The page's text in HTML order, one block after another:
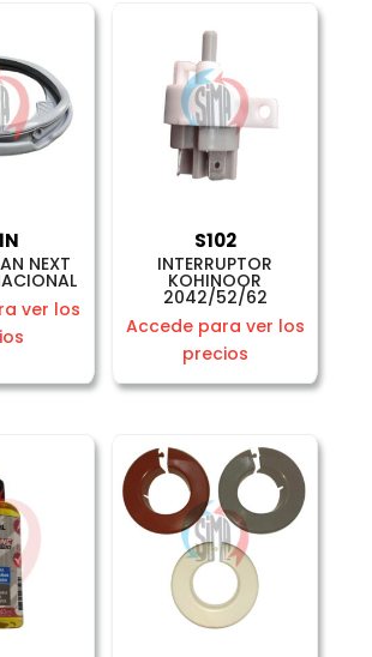
NEXT
ver los
S102
INTERRUPTOR
KOHINOOR
2042/52/62
Accede para ver los
precios